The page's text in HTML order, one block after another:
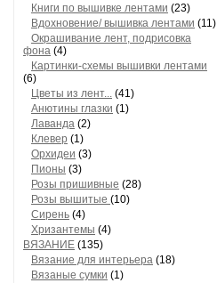
Книги по вышивке лентами (23)
Вдохновение/ вышивка лентами (11)
Окрашивание лент, подрисовка
фона (4)
Картинки-схемы вышивки лентами
(6)
Цветы из лент... (41)
Анютины глазки (1)
Лаванда (2)
Клевер (1)
Орхидеи (3)
Пионы (3)
Розы пришивные (28)
Розы вышитые (10)
Сирень (4)
Хризантемы (4)
ВЯЗАНИЕ (135)
Вязание для интерьера (18)
Вязаные сумки (1)